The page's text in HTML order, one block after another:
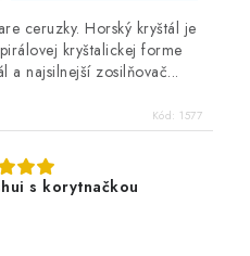
ceruzky. Horský kryštál je
kryštalickej forme
a najsilnejší zosilňovač...
Kód: 1577
s korytnačkou